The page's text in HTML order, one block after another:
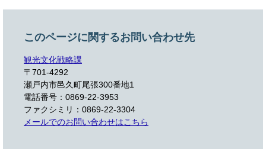
このページに関するお問い合わせ先
観光文化戦略課
〒701-4292
瀬戸内市邑久町尾張300番地1
電話番号：0869-22-3953
ファクシミリ：0869-22-3304
メールでのお問い合わせはこちら